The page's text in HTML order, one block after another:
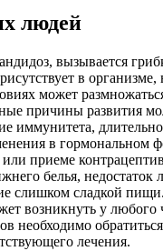
людей
вызывается
в организме,
может
причины развития
иммунитета,
в гормональном
приеме
белья, недостаток
слишком сладкой
возникнуть у любого
необходимо
лечения.